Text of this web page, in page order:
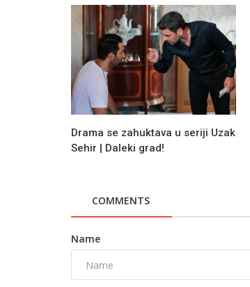
Drama se zahuktava u seriji Uzak
Sehir | Daleki grad!
COMMENTS
Name